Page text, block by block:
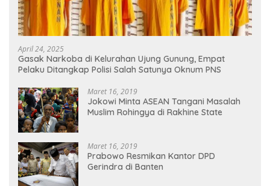
April 24, 2025
Gasak Narkoba di Kelurahan Ujung Gunung, Empat
Pelaku Ditangkap Polisi Salah Satunya Oknum PNS
Maret 16, 2019
Jokowi Minta ASEAN Tangani Masalah
Muslim Rohingya di Rakhine State
Maret 16, 2019
Prabowo Resmikan Kantor DPD
Gerindra di Banten